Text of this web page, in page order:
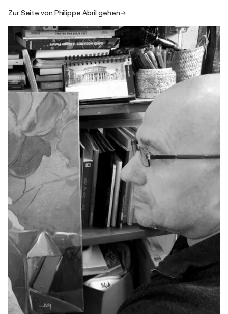
Zur Seite von Philippe Abril gehen